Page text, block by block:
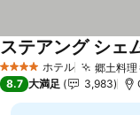
4 ホテルのランク
ホテル 郷土料
ステアング シェ
8.7 大満足 3,983